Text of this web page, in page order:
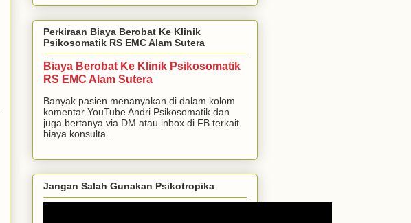
Perkiraan Biaya Berobat Ke Klinik
Psikosomatik RS EMC Alam Sutera
Biaya Berobat Ke Klinik Psikosomatik
RS EMC Alam Sutera
Banyak pasien menanyakan di dalam kolom
komentar YouTube Andri Psikosomatik dan
juga bertanya via DM atau inbox di FB terkait
biaya konsulta...
Jangan Salah Gunakan Psikotropika